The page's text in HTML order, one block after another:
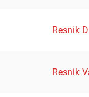
Resnik
Resnik